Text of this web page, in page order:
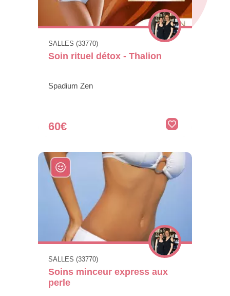
SALLES (33770)
Soin rituel détox - Thalion
Spadium Zen
60€
SALLES (33770)
Soins minceur express aux
perle